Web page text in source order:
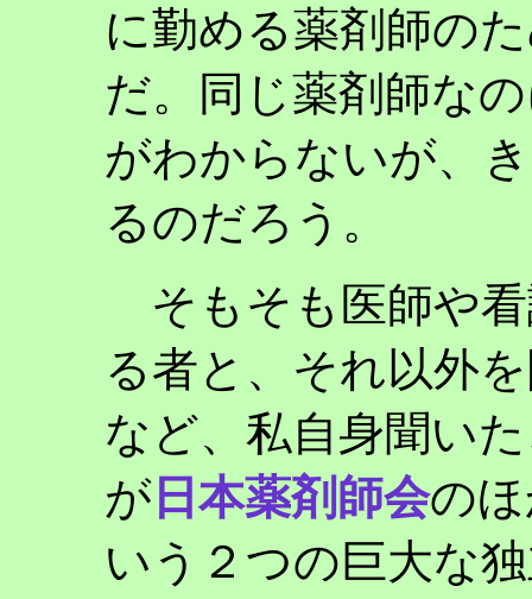
に勤める薬剤師の
だ。同じ薬剤師な
がわからないが、
るのだろう。
そもそも医師や
る者と、それ以外
など、私自身聞い
が 日本薬剤師会の
いう２つの巨大な